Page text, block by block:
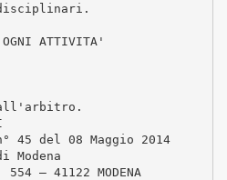
OGNI ATTIVITA'
45 del 08 Maggio 2014
Modena
– 41122 MODENA